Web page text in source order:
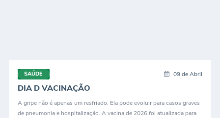
SAÚDE 09 de Abril
DIA D VACINAÇÃO
A gripe não é apenas um resfriado. Ela pode evoluir para casos graves
de pneumonia e hospitalização. A vacina de 2026 foi atualizada para